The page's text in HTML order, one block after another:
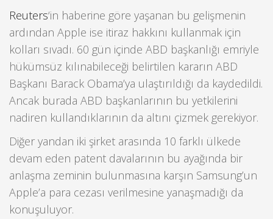
Reuters‘in haberine göre yaşanan bu gelişmenin
ardından Apple ise itiraz hakkını kullanmak için
kolları sıvadı. 60 gün içinde ABD başkanlığı emriyle
hükümsüz kılınabileceği belirtilen kararın ABD
Başkanı Barack Obama’ya ulaştırıldığı da kaydedildi.
Ancak burada ABD başkanlarının bu yetkilerini
nadiren kullandıklarının da altını çizmek gerekiyor.
Diğer yandan iki şirket arasında 10 farklı ülkede
devam eden patent davalarının bu ayağında bir
anlaşma zeminin bulunmasına karşın Samsung’un
Apple’a para cezası verilmesine yanaşmadığı da
konuşuluyor.